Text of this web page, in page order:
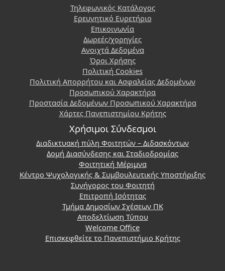
Τηλεφωνικός Κατάλογος
Ερευνητικό Ευρετήριο
Επικοινωνία
Δωρεές/χορηγίες
Ανοιχτά Δεδομένα
Όροι Χρήσης
Πολιτική Cookies
Πολιτική Απορρήτου και Ασφαλείας Δεδομένων
Προσωπικού Χαρακτήρα
Προστασία Δεδομένων Προσωπικού Χαρακτήρα
Χάρτες Πανεπιστημίου Κρήτης
Χρήσιμοι Σύνδεσμοι
Διαδικτυακή πύλη Φοιτητών – Διδασκόντων
Δομή Διασύνδεσης και Σταδιοδρομίας
Φοιτητική Μέριμνα
Κέντρο Ψυχολογικής & Συμβουλευτικής Υποστήριξης
Συνήγορος του Φοιτητή
Επιτροπή Ισότητας
Τμήμα Δημοσίων Σχέσεων ΠΚ
Αποδελτίωση Τύπου
Welcome Office
Επισκεφθείτε το Πανεπιστήμιο Κρήτης